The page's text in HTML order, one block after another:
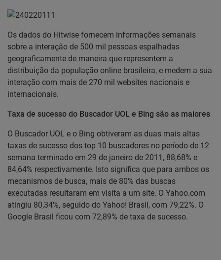
Os dados do Hitwise fornecem informações semanais
sobre a interação de 500 mil pessoas espalhadas
geograficamente de maneira que representem a
distribuição da população online brasileira, e medem a sua
interação com mais de 270 mil websites nacionais e
internacionais.
Taxa de sucesso do Buscador UOL e Bing são as maiores
O Buscador UOL e o Bing obtiveram as duas mais altas
taxas de sucesso dos top 10 buscadores no período de 12
semana terminado em 29 de janeiro de 2011, 88,68% e
84,64% respectivamente. Isto significa que para ambos os
mecanismos de busca, mais de 80% das buscas
executadas resultaram em visita a um site. O Yahoo.com
atingiu 80,34%, seguido do Yahoo! Brasil, com 79,22%. O
Google Brasil ficou com 72,89% de taxa de sucesso.